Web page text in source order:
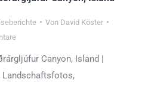
Von David Köster
Canyon, Island |